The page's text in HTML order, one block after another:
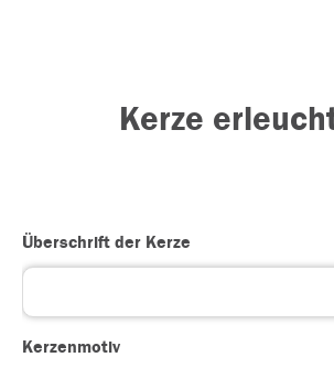
Kerze
Überschrift der Kerze
Kerzenmotiv